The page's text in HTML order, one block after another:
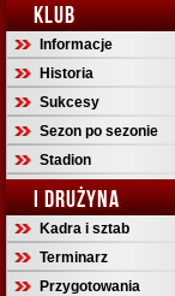
KLUB
Informacje
Historia
Sukcesy
Sezon po sezonie
Stadion
I DRUŻYNA
Kadra i sztab
Terminarz
Przygotowania